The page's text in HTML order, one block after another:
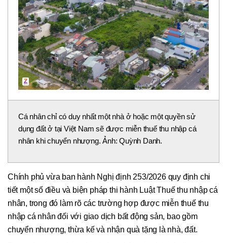
Cá nhân chỉ có duy nhất một nhà ở hoặc một quyền sử
dụng đất ở tại Việt Nam sẽ được miễn thuế thu nhập cá
nhân khi chuyển nhượng. Ảnh: Quỳnh Danh.
Chính phủ vừa ban hành Nghị định 253/2026 quy định chi
tiết một số điều và biện pháp thi hành Luật Thuế thu nhập cá
nhân, trong đó làm rõ các trường hợp được miễn thuế thu
nhập cá nhân đối với giao dịch bất động sản, bao gồm
chuyển nhượng, thừa kế và nhận quà tặng là nhà, đất.